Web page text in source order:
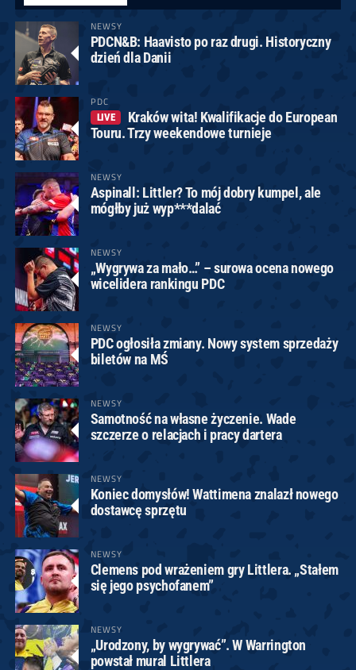
NEWSY
PDCN&B: Haavisto po raz drugi. Historyczny
dzień dla Danii
PDC
LIVE
Kraków wita! Kwalifikacje do European
Touru. Trzy weekendowe turnieje
NEWSY
Aspinall: Littler? To mój dobry kumpel, ale
mógłby już wyp***dalać
NEWSY
„Wygrywa za mało…” – surowa ocena nowego
wicelidera rankingu PDC
NEWSY
PDC ogłosiła zmiany. Nowy system sprzedaży
biletów na MŚ
NEWSY
Samotność na własne życzenie. Wade
szczerze o relacjach i pracy dartera
NEWSY
Koniec domysłów! Wattimena znalazł nowego
dostawcę sprzętu
NEWSY
Clemens pod wrażeniem gry Littlera. „Stałem
się jego psychofanem”
NEWSY
„Urodzony, by wygrywać”. W Warrington
powstał mural Littlera